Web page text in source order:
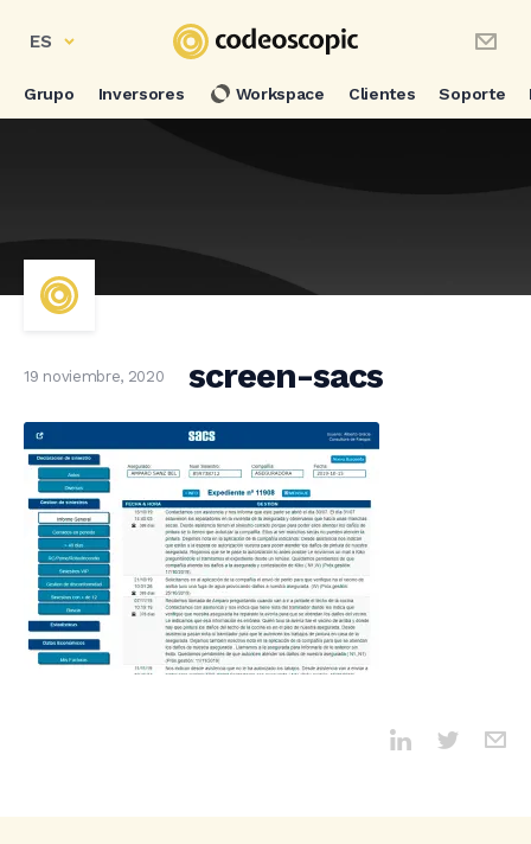
ES
Grupo Inversores Workspace Clientes Soporte
19 noviembre, 2020 screen-sacs